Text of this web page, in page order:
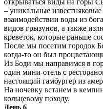
открываться виды на горы
– уникальные
взаимодействии воды из
видов грызунов, а также
креветок, которые раньше
После мы посетим городок
когда-то он был
Из Боди мы направимся в
один мини-отель с
настоящий гамбургер из
На ночевку встанем в
кольцевому походу.